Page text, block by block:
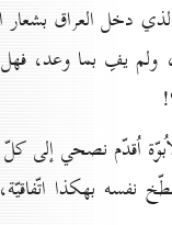
دخل العراق بشعار
ولم يفِ بما وعد،
اُقدّم نصحي إلى
نفسه بهكذا